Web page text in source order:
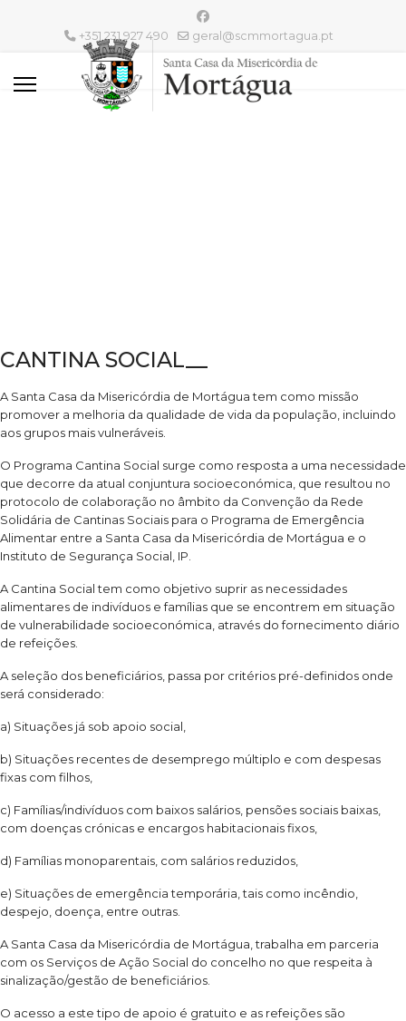
+351 231 927 490 geral@scmmortagua.pt
CANTINA SOCIAL__
A Santa Casa da Misericórdia de Mortágua tem como missão
promover a melhoria da qualidade de vida da população, incluindo
aos grupos mais vulneráveis.
O Programa Cantina Social surge como resposta a uma necessidade
que decorre da atual conjuntura socioeconómica, que resultou no
protocolo de colaboração no âmbito da Convenção da Rede
Solidária de Cantinas Sociais para o Programa de Emergência
Alimentar entre a Santa Casa da Misericórdia de Mortágua e o
Instituto de Segurança Social, IP.
A Cantina Social tem como objetivo suprir as necessidades
alimentares de indivíduos e famílias que se encontrem em situação
de vulnerabilidade socioeconómica, através do fornecimento diário
de refeições.
A seleção dos beneficiários, passa por critérios pré-definidos onde
será considerado:
a) Situações já sob apoio social,
b) Situações recentes de desemprego múltiplo e com despesas
fixas com filhos,
c) Famílias/indivíduos com baixos salários, pensões sociais baixas,
com doenças crónicas e encargos habitacionais fixos,
d) Famílias monoparentais, com salários reduzidos,
e) Situações de emergência temporária, tais como incêndio,
despejo, doença, entre outras.
A Santa Casa da Misericórdia de Mortágua, trabalha em parceria
com os Serviços de Ação Social do concelho no que respeita à
sinalização/gestão de beneficiários.
O acesso a este tipo de apoio é gratuito e as refeições são